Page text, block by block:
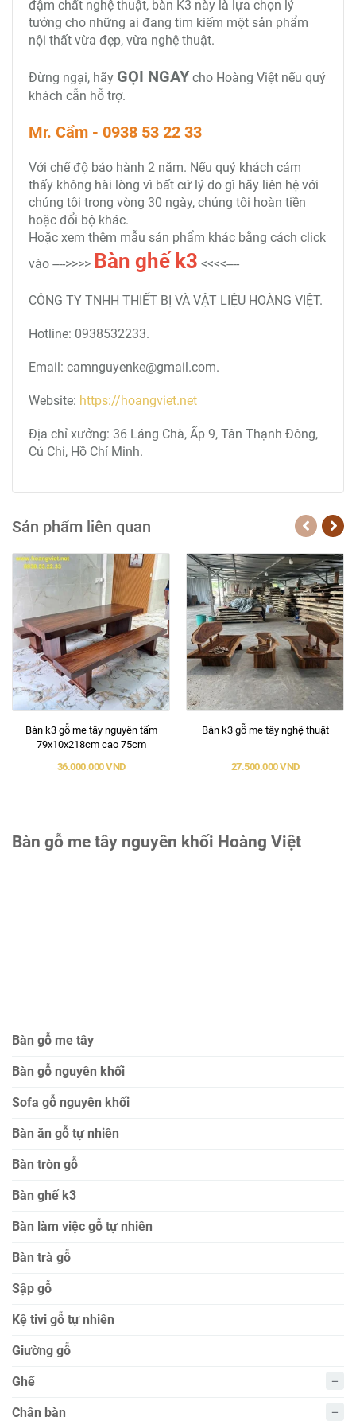
đậm chất nghệ thuật, bàn K3 này là lựa chọn lý
tưởng cho những ai đang tìm kiếm một sản phẩm
nội thất vừa đẹp, vừa nghệ thuật.
Đừng ngại, hãy GỌI NGAY cho Hoàng Việt nếu quý
khách cẫn hỗ trợ.
Mr. Cẩm - 0938 53 22 33
Với chế độ bảo hành 2 năm. Nếu quý khách cảm
thấy không hài lòng vì bất cứ lý do gì hãy liên hệ với
chúng tôi trong vòng 30 ngày, chúng tôi hoàn tiền
hoặc đổi bộ khác.
Hoặc xem thêm mẫu sản phẩm khác bằng cách click
vào ---->>>> Bàn ghế k3 <<<<----
CÔNG TY TNHH THIẾT BỊ VÀ VẬT LIỆU HOÀNG VIỆT.
Hotline: 0938532233.
Email: camnguyenke@gmail.com.
Website: https://hoangviet.net
Địa chỉ xưởng: 36 Láng Chà, Ấp 9, Tân Thạnh Đông,
Củ Chi, Hồ Chí Minh.
Sản phẩm liên quan
Bàn k3 gỗ me tây nguyên tấm
79x10x218cm cao 75cm
36.000.000 VND
Bàn k3 gỗ me tây nghệ thuật
27.500.000 VND
Bàn gỗ me tây nguyên khối Hoàng Việt
Bàn gỗ me tây
Bàn gỗ nguyên khối
Sofa gỗ nguyên khối
Bàn ăn gỗ tự nhiên
Bàn tròn gỗ
Bàn ghế k3
Bàn làm việc gỗ tự nhiên
Bàn trà gỗ
Sập gỗ
Kệ tivi gỗ tự nhiên
Giường gỗ
Ghế
Chân bàn